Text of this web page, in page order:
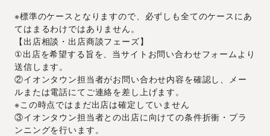
※標準のケースとなりますので、必ずしも全てのケースにあ
てはまるわけではありません。
【出店相談・出店商談フェーズ】
①出店を希望する旨を、当サイトお問い合わせフォームより
送信します。
②イオンタウン担当者がお問い合わせ内容を確認し、メー
ルまたは電話にてご連絡を差し上げます。
※この時点ではまだ出店は確定していません
③イオンタウン担当者との出店に向けての条件折衝・プラ
ンニングを行います。